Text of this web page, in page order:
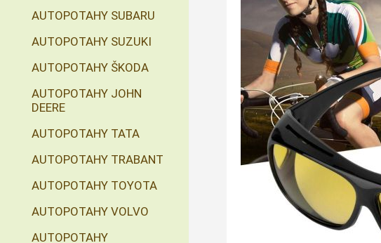
AUTOPOTAHY SUBARU
AUTOPOTAHY SUZUKI
AUTOPOTAHY ŠKODA
AUTOPOTAHY JOHN
DEERE
AUTOPOTAHY TATA
AUTOPOTAHY TRABANT
AUTOPOTAHY TOYOTA
AUTOPOTAHY VOLVO
AUTOPOTAHY